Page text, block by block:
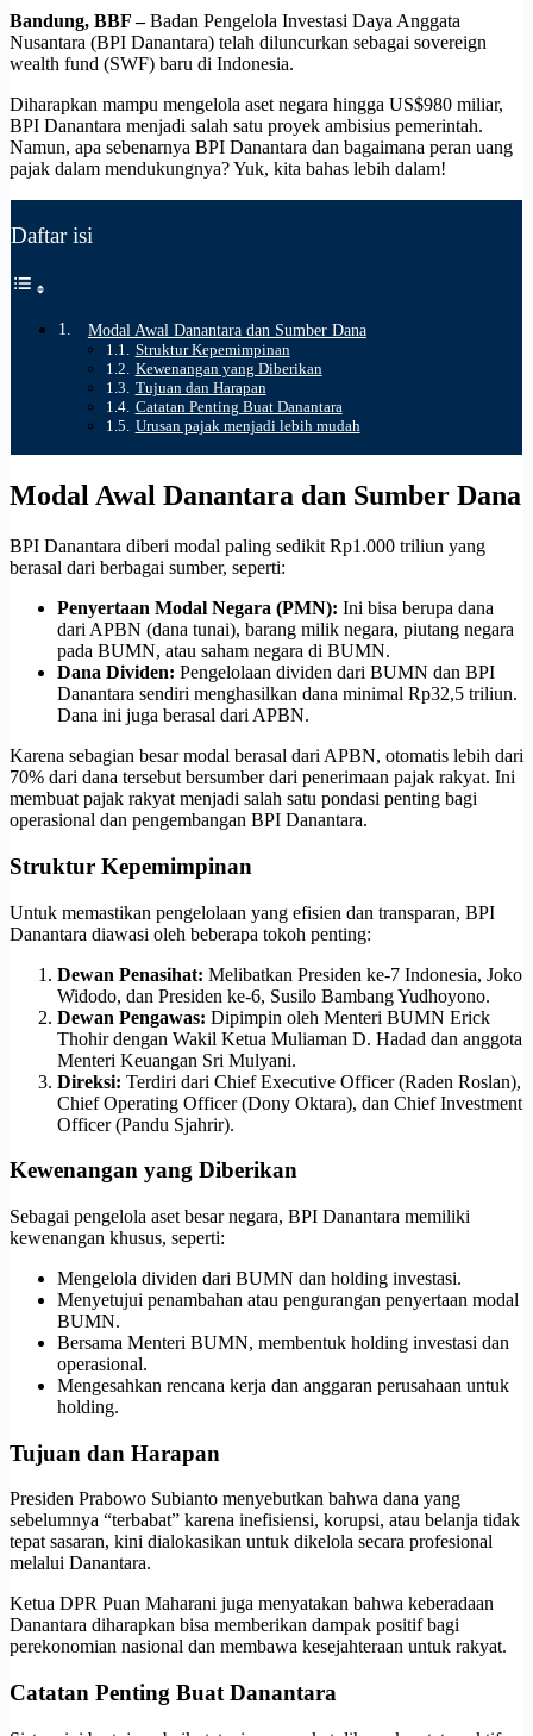
Bandung, BBF –Badan Pengelola Investasi Daya Anggata
Nusantara (BPI Danantara) telah diluncurkan sebagai sovereign
wealth fund (SWF) baru di Indonesia.
Diharapkan mampu mengelola aset negara hingga US$980 miliar,
BPI Danantara menjadi salah satu proyek ambisius pemerintah.
Namun, apa sebenarnya BPI Danantara dan bagaimana peran uang
pajak dalam mendukungnya? Yuk, kita bahas lebih dalam!
Daftar isi
Modal Awal Danantara dan Sumber Dana
Struktur Kepemimpinan
Kewenangan yang Diberikan
Tujuan dan Harapan
Catatan Penting Buat Danantara
Urusan pajak menjadi lebih mudah
Modal Awal Danantara dan Sumber Dana
BPI Danantara diberi modal paling sedikit Rp1.000 triliun yang
berasal dari berbagai sumber, seperti:
Penyertaan Modal Negara (PMN): Ini bisa berupa dana
dari APBN (dana tunai), barang milik negara, piutang negara
pada BUMN, atau saham negara di BUMN.
Dana Dividen: Pengelolaan dividen dari BUMN dan BPI
Danantara sendiri menghasilkan dana minimal Rp32,5 triliun.
Dana ini juga berasal dari APBN.
Karena sebagian besar modal berasal dari APBN, otomatis lebih dari
70% dari dana tersebut bersumber dari penerimaan pajak rakyat. Ini
membuat pajak rakyat menjadi salah satu pondasi penting bagi
operasional dan pengembangan BPI Danantara.
Struktur Kepemimpinan
Untuk memastikan pengelolaan yang efisien dan transparan, BPI
Danantara diawasi oleh beberapa tokoh penting:
Dewan Penasihat: Melibatkan Presiden ke-7 Indonesia, Joko
Widodo, dan Presiden ke-6, Susilo Bambang Yudhoyono.
Dewan Pengawas: Dipimpin oleh Menteri BUMN Erick
Thohir dengan Wakil Ketua Muliaman D. Hadad dan anggota
Menteri Keuangan Sri Mulyani.
Direksi: Terdiri dari Chief Executive Officer (Raden Roslan),
Chief Operating Officer (Dony Oktara), dan Chief Investment
Officer (Pandu Sjahrir).
Kewenangan yang Diberikan
Sebagai pengelola aset besar negara, BPI Danantara memiliki
kewenangan khusus, seperti:
Mengelola dividen dari BUMN dan holding investasi.
Menyetujui penambahan atau pengurangan penyertaan modal
BUMN.
Bersama Menteri BUMN, membentuk holding investasi dan
operasional.
Mengesahkan rencana kerja dan anggaran perusahaan untuk
holding.
Tujuan dan Harapan
Presiden Prabowo Subianto menyebutkan bahwa dana yang
sebelumnya “terbabat” karena inefisiensi, korupsi, atau belanja tidak
tepat sasaran, kini dialokasikan untuk dikelola secara profesional
melalui Danantara.
Ketua DPR Puan Maharani juga menyatakan bahwa keberadaan
Danantara diharapkan bisa memberikan dampak positif bagi
perekonomian nasional dan membawa kesejahteraan untuk rakyat.
Catatan Penting Buat Danantara